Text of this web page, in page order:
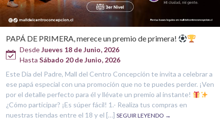
PAPÁ DE PRIMERA, merece un premio de primera!
DesdeJueves 18 de Junio, 2026
Hasta Sábado 20 de Junio, 2026
Este Día del Padre, Mall del Centro Concepción te invita a celebrar a
ese papá especial con una promoción que no te puedes perder. ¡Ven
por el detalle perfecto para él y llévate un premio al instante!
¿Cómo participar? ¡Es súper fácil! 1 .- Realiza tus compras en
nuestras tiendas entre el 18 y el […] SEGUIR LEYENDO →